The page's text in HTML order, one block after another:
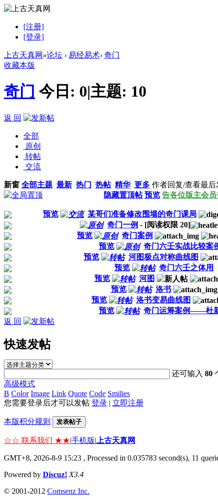
[注册]
[登录]
上古天真网 »论坛 › 易经易术› 奇门
收藏本版
奇门 今日: 0|主题: 10
返 回
全部
原创
转帖
交流
新窗 全部主题 最新 热门 热帖 精华 更多 作者回复/查看最后
隐藏置顶帖 预览 告各位版主会员
预览
某哥们准备修改围墙的奇门课局
奇门一例 - [阅读权限 20]
预览
奇门案例
预览
奇门六壬实战比较案
预览
河图极点对称曲线图
预览
奇门六壬之体用
预览
河图
预览
洛书
预览
洛书变易曲线图
预览
奇门运筹案例——杜
返 回
快速发帖
还可输入80
高级模式
B Color Image Link Quote Code Smilies
您需要登录后才可以发帖 登录 | 立即注册
本版积分规则 发表帖子
☆☆ 联系我们 ★★|手机版| 上古天真网
GMT+8, 2026-8-9 15:23 , Processed in 0.035783 second(s), 11
Powered by Discuz! X3.4
© 2001-2012 Comsenz Inc.